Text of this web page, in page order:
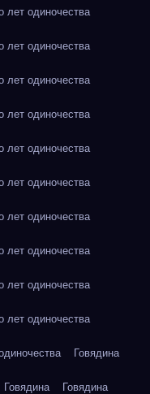
лет одиночества
лет одиночества
лет одиночества
лет одиночества
лет одиночества
лет одиночества
лет одиночества
лет одиночества
лет одиночества
лет одиночества
Говядина
Говядина Говядина